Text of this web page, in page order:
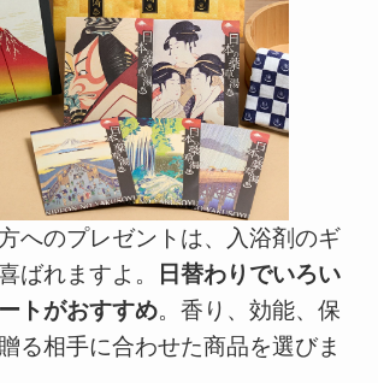
へのプレゼントは、入浴剤のギ
ばれますよ。
日替わりでいろい
トがおすすめ。香り、効能、保
る相手に合わせた商品を選びま